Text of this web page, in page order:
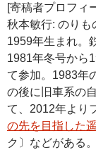
[寄稿者プロフィ
秋本敏行: のりも
1959年生まれ。
1981年冬号から
て参加。1983年
の後に旧車系の
て、2012年より
の先を目指した
ク〕などがある